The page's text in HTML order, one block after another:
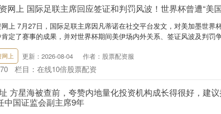
网上 国际足联主席回应签证和判罚风波！世界杯曾遭“美
上 7月27日，国际足联主席因凡蒂诺在社交平台发文，对美加墨世界
定了赛事的成果，并对世界杯期间美伊场内外关系、签证风波及判罚
网上 更新：2026-08-04 作者：股票配资服
栏目： 在线10倍股票配资
方星海被查前，夸赞内地量化投资机构成长得很好，建议
中国证监会副主席9年